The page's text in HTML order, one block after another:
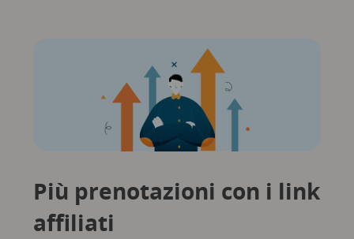
Più prenotazioni con i link
affiliati